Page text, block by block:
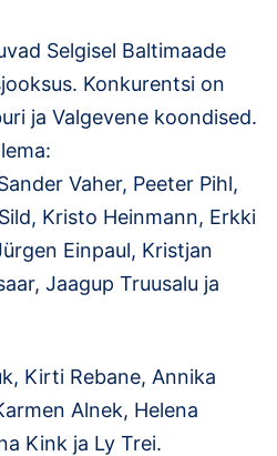
Selgisel Baltimaade
Konkurentsi on
ja Valgevene koondised.
Vaher, Peeter Pihl,
Kristo Heinmann, Erkki
Einpaul, Kristjan
Jaagup Truusalu ja
Kirti Rebane, Annika
Alnek, Helena
Kink ja Ly Trei.